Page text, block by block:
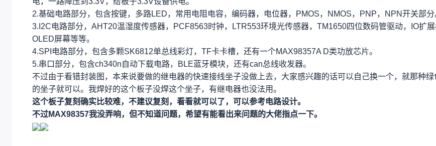
2.基础电路部分，包含按键，多路LED，常用电阻电容，编码器，电位器，PMOS，NMOS，PNP，NPN开关部分
3.I2C电路部分，AHT20温湿度传感器，PCF8563时钟，LTR553环境光传感器，TM1650四位数码管驱动，IO扩展
OLED屏幕等等。
4.SPI电路部分，包含多颗SK6812单总线彩灯，TF卡卡槽，还有一个MAX98357A D类功放芯片。
5.串口部分，包含ch340n自动下载电路，BLE蓝牙模块，还有can总线收发器。
不过由于看错封装图，本来说要做的继电器的快速接线坐子没做上去，大家感兴趣的话可以自己换一个，就那种绿
的坐子就可以。我焊好的这个板子没焊这个坐子，有继电器也没法用。
这个板子复刻确实比较难，不建议复刻，看看就可以了，可以参考电路设计。
不过MAX98357我没弄响，但不知道问题，希望有能看出来问题的大佬指点一下。